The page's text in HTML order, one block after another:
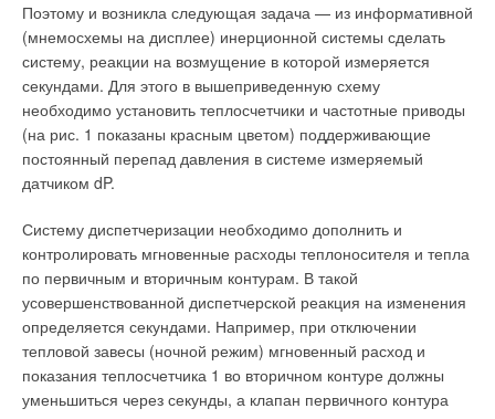
Поэтому и возникла следующая задача — из информативной
(мнемосхемы на дисплее) инерционной системы сделать
систему, реакции на возмущение в которой измеряется
секундами. Для этого в вышеприведенную схему
необходимо установить теплосчетчики и частотные приводы
(на рис. 1 показаны красным цветом) поддерживающие
постоянный перепад давления в системе измеряемый
датчиком dP.
Систему диспетчеризации необходимо дополнить и
контролировать мгновенные расходы теплоносителя и тепла
по первичным и вторичным контурам. В такой
усовершенствованной диспетчерской реакция на изменения
определяется секундами. Например, при отключении
тепловой завесы (ночной режим) мгновенный расход и
показания теплосчетчика 1 во вторичном контуре должны
уменьшиться через секунды, а клапан первичного контура
Почти нет воздуховодов вообще! По площади цеха под
потолком распределены вентиляторы (фото 3). Если
необходимо, при поставке собственных воздухонагревателей
подобные индуктивные жалюзи для распределительного
коллектора изготовит практически любой производитель. Вот
фото 4 из цеха другого немецкого производителя
теплогенераторов. Воздуховодов не видно, в отличии от
Потолочные вентиляторы (дестратификаторы) обеспечат
равномерность распределения и однородность воздуха (по
Проект «Айванпа» был официально введен в эксплуатацию
министром энергетики США Эрни Мониц в начале февраля.
Символическое значение этого проекта заключается в том,
энергетического будущего, характеризующегося
активизацией использования «чистых» альтернативных
источников энергии. Проект «Айванпа» является примером
того, как технологии следующего поколения, инновации,
предпринимательство и государственная поддержка могут
вызвать синергетический эффект и внести посильный вклад в
решение глобальной проблемы изменения климата.